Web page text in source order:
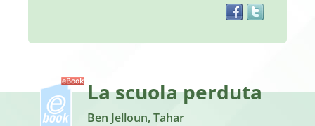
Facebook
La scuola perduta
Ben Jelloun, Tahar